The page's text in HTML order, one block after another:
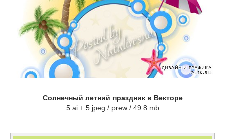
Солнечный летний праздник в Векторе
5 ai + 5 jpeg / prew / 49.8 mb